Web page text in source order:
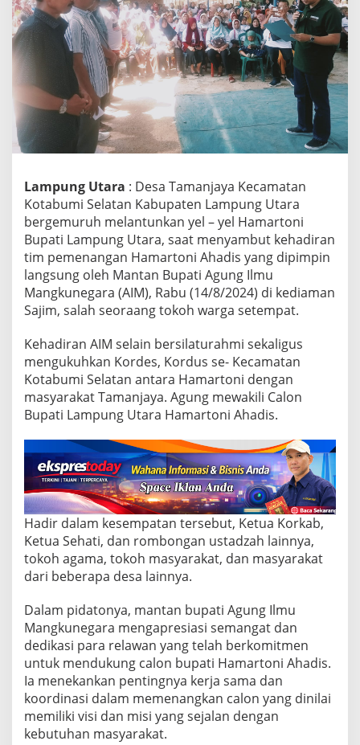
e
g
a
r
a
u
k
u
h
k
n
K
r
d
e
s
-
e
c
a
a
t
n
K
o
t
a
b
m
i
S
l
t
a
n
D
u
k
u
n
Lampung Utara : Desa Tamanjaya Kecamatan
Kotabumi Selatan Kabupaten Lampung Utara
bergemuruh melantunkan yel – yel Hamartoni
Bupati Lampung Utara, saat menyambut kehadiran
tim pemenangan Hamartoni Ahadis yang dipimpin
langsung oleh Mantan Bupati Agung Ilmu
Mangkunegara (AIM), Rabu (14/8/2024) di kediaman
Sajim, salah seoraang tokoh warga setempat.
Kehadiran AIM selain bersilaturahmi sekaligus
mengukuhkan Kordes, Kordus se- Kecamatan
Kotabumi Selatan antara Hamartoni dengan
masyarakat Tamanjaya. Agung mewakili Calon
Bupati Lampung Utara Hamartoni Ahadis.
Hadir dalam kesempatan tersebut, Ketua Korkab,
Ketua Sehati, dan rombongan ustadzah lainnya,
tokoh agama, tokoh masyarakat, dan masyarakat
dari beberapa desa lainnya.
Dalam pidatonya, mantan bupati Agung Ilmu
Mangkunegara mengapresiasi semangat dan
dedikasi para relawan yang telah berkomitmen
untuk mendukung calon bupati Hamartoni Ahadis.
Ia menekankan pentingnya kerja sama dan
koordinasi dalam memenangkan calon yang dinilai
memiliki visi dan misi yang sejalan dengan
kebutuhan masyarakat.